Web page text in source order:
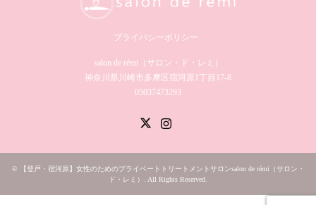
プライバシーポリシー
salon de rémi（サロン・ド・レミ）︎
神奈川県川崎市多摩区宿河原1丁目17-8
05037473293
©
【登戸・宿河原】女性のためのプライベートトリートメントサロンsalon de rémi（サロン・
ド・レミ） . All Rights Reserved.